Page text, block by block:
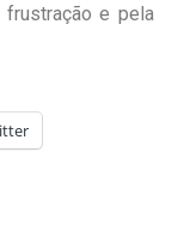
e pela